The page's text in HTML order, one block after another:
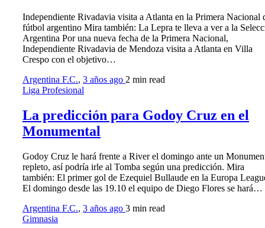
Independiente Rivadavia visita a Atlanta en la Primera Nacional
fútbol argentino Mira también: La Lepra te lleva a ver a la
Argentina Por una nueva fecha de la Primera Nacional,
Independiente Rivadavia de Mendoza visita a Atlanta en Villa
Crespo con el objetivo…
Argentina F.C., 3 años ago 2 min read
Liga Profesional
La predicción para Godoy Cruz en el
Monumental
Godoy Cruz le hará frente a River el domingo ante un
repleto, así podría irle al Tomba según una predicción. Mira
también: El primer gol de Ezequiel Bullaude en la Europa
El domingo desde las 19.10 el equipo de Diego Flores se hará…
Argentina F.C., 3 años ago 3 min read
Gimnasia